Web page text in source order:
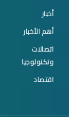
أخبار
أهم الأخبار
اتصالات
وتكنولوجيا
اقتصاد